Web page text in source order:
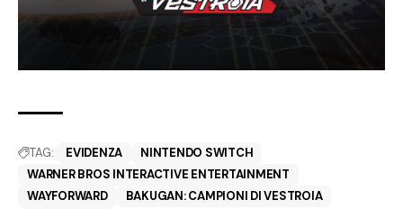
TAG: EVIDENZA
NINTENDO SWITCH
WARNER BROS INTERACTIVE ENTERTAINMENT
WAYFORWARD
BAKUGAN: CAMPIONI DI VESTROIA